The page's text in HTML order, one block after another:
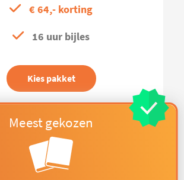
€ 64,- korting
16 uur bijles
Kies pakket